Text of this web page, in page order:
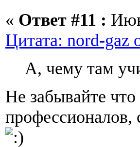
« Ответ #11 :
Цитата: nord-gaz
А, чему там
Не забывайте
профессионалов,